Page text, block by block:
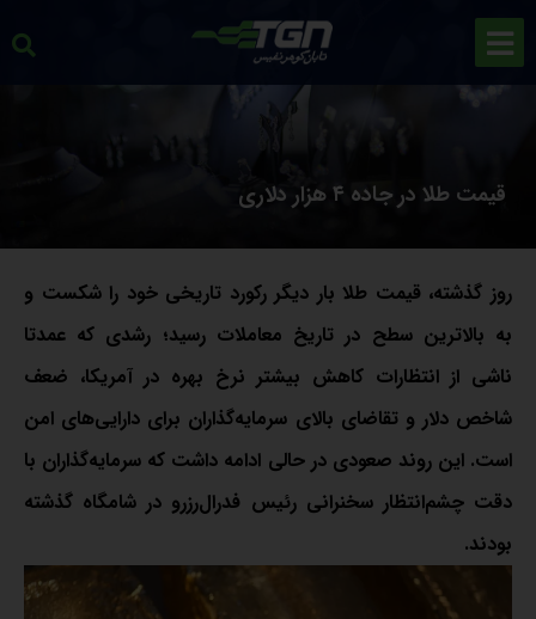
قیمت طلا در جاده ۴ هزار دلاری
روز گذشته، قیمت طلا بار دیگر رکورد تاریخی خود را شکست و
به بالاترین سطح در تاریخ معاملات رسید؛ رشدی که عمدتا
ناشی از انتظارات کاهش بیشتر نرخ بهره در آمریکا، ضعف
شاخص دلار و تقاضای بالای سرمایه‌گذاران برای دارایی‌های امن
است. این روند صعودی در حالی ادامه داشت که سرمایه‌گذاران با
دقت چشم‌انتظار سخنرانی رئیس فدرال‌رزرو در شامگاه گذشته
بودند.